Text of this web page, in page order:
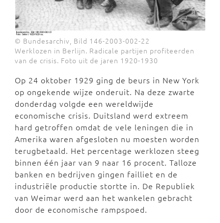
© Bundesarchiv, Bild 146-2003-002-22
Werklozen in Berlijn. Radicale partijen profiteerden
van de crisis. Foto uit de jaren 1920-1930
Op 24 oktober 1929 ging de beurs in New York
op ongekende wijze onderuit. Na deze zwarte
donderdag volgde een wereldwijde
economische crisis. Duitsland werd extreem
hard getroffen omdat de vele leningen die in
Amerika waren afgesloten nu moesten worden
terugbetaald. Het percentage werklozen steeg
binnen één jaar van 9 naar 16 procent. Talloze
banken en bedrijven gingen failliet en de
industriële productie stortte in. De Republiek
van Weimar werd aan het wankelen gebracht
door de economische rampspoed.